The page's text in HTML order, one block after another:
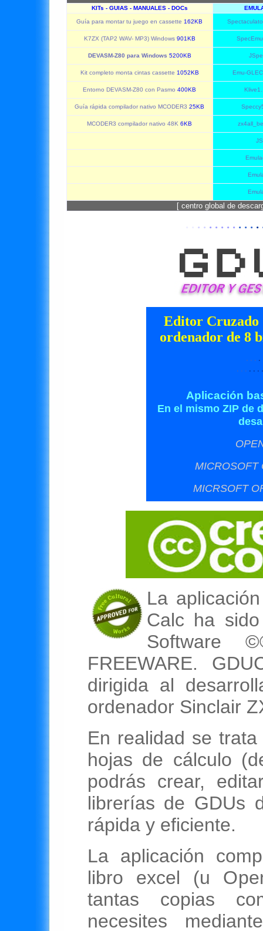
KITs - GUIAS - MANUALES - DOCs
Guía para montar tu juego en cassette 162KB
K7ZX (TAP2 WAV- MP3) Windows901KB
DEVASM-Z80 para Windows 5200KB
Kit completo monta cintas cassette 1052KB Emu-
Entorno DEVASM-Z80 con Pasmo 400KB
Guía rápida compilador nativo MCODER3 25KB
MCODER3 compilador nativo 48K 6KB
[ centro global de
· · · · · · · · · · ·
Editor Cruzado
ordenador de 8
· · · ·
· · · · · · ·
Aplicación
En el mismo ZIP de
MICROSOFT
MICRSOFT
La
Calc ha
Software
FREEWARE.
dirigida al
ordenador Sinclair
En realidad se
hojas de cálculo
podrás crear,
librerías de GDUs
rápida y eficiente.
La aplicación
libro excel (u
tantas copias
necesites